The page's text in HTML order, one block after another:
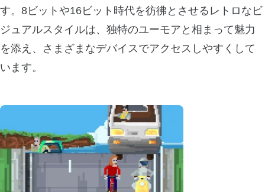
す。8ビットや16ビット時代を彷彿とさせるレトロなビ
ジュアルスタイルは、独特のユーモアと相まって魅力
を添え、さまざまなデバイスでアクセスしやすくして
います。